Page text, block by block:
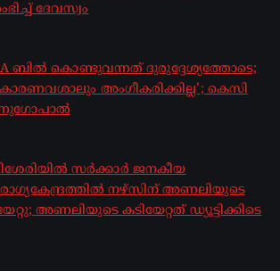
ദേവസ്വം
ബിൽ കൊണ്ടുവന്നത് ദുരുദ്ദേശ്യത്തോടെ;
അം​ഗീകരിക്കില്ല’; കെസി
സര്‍ക്കാര്‍ ജനകീയ
നഴ്സിന് അണലിയുടെ
അണലിയുടെ കടിയേറ്റത് ഡ്യൂട്ടിക്കിടെ